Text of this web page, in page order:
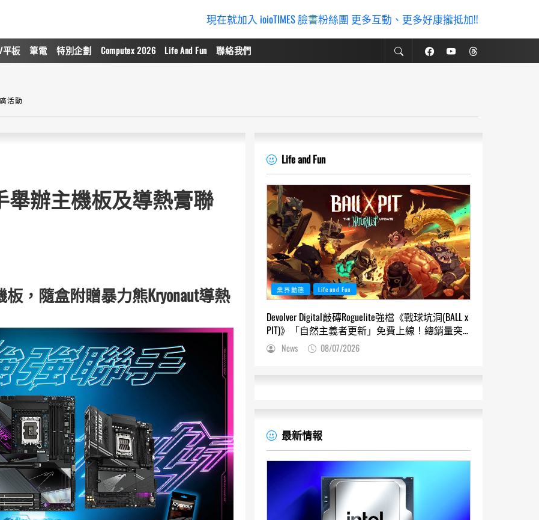
現在就加入 ioioTIMES 臉書粉絲團 更多互動、更多好康攏抵加!!
板 筆電 特別企劃 Computex 2026 Life And Fun 聯絡我們
活動
辦主機板及導熱膏聯
板，隨盒附贈暴力熊Kryonaut導熱
Life and Fun
業界動態 Life and Fun
Devolver Digital敲磚Roguelite強檔《戰球坑洞(BALL x
PIT)》「自然主義者更新」免費上線！總銷量突
破200萬份，遊戲史低66折熱銷中
News 08/07/2026
最新情報